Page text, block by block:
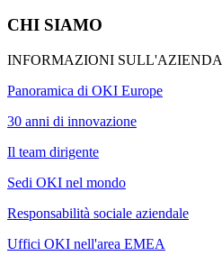
CHI SIAMO
INFORMAZIONI SULL'AZIENDA
Panoramica di OKI Europe
30 anni di innovazione
Il team dirigente
Sedi OKI nel mondo
Responsabilità sociale aziendale
Uffici OKI nell'area EMEA